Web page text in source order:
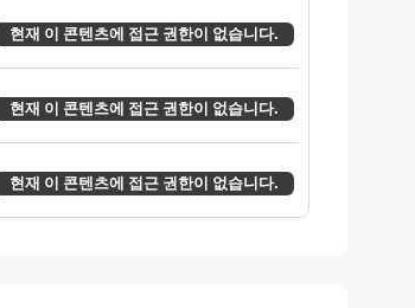
현재 이 콘텐츠에 접근 권한이 없습니다.
현재 이 콘텐츠에 접근 권한이 없습니다.
현재 이 콘텐츠에 접근 권한이 없습니다.